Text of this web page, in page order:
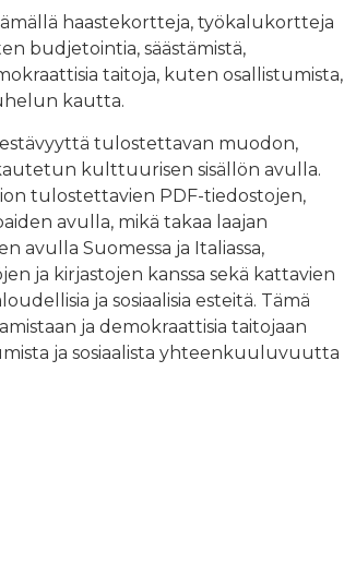
haastekortteja, työkalukortteja
budjetointia, säästämistä,
taitoja, kuten osallistumista,
kautta.
tulostettavan muodon,
kulttuurisen sisällön avulla.
tulostettavien PDF-tiedostojen,
avulla, mikä takaa laajan
avulla Suomessa ja Italiassa,
ja kirjastojen kanssa sekä kattavien
ja sosiaalisia esteitä. Tämä
ja demokraattisia taitojaan
ja sosiaalista yhteenkuuluvuutta